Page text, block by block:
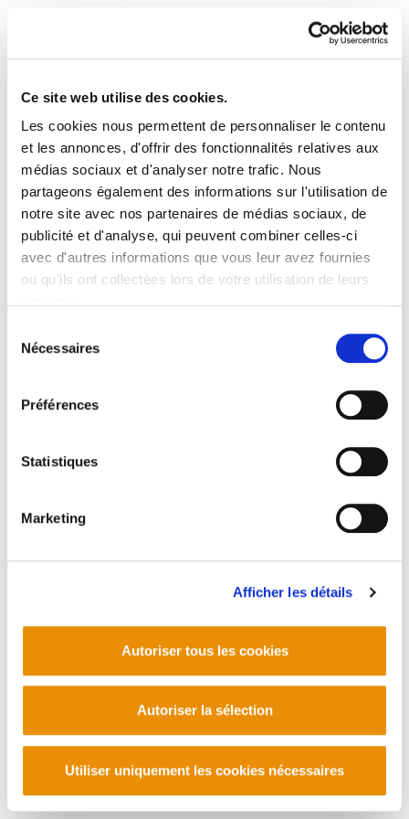
Ce site web utilise des cookies.
Les cookies nous permettent de personnaliser le contenu
et les annonces, d'offrir des fonctionnalités relatives aux
médias sociaux et d'analyser notre trafic. Nous
partageons également des informations sur l'utilisation de
notre site avec nos partenaires de médias sociaux, de
publicité et d'analyse, qui peuvent combiner celles-ci
avec d'autres informations que vous leur avez fournies
ou qu'ils ont collectées lors de votre utilisation de leurs
Nécessaires
Préférences
Statistiques
Marketing
Afficher les détails
Autoriser tous les cookies
Autoriser la sélection
Utiliser uniquement les cookies nécessaires
Enbata + Alda! 2031
Enbata-Alda2031(122).pdf1.0 MB
PLAN DU SITE ACCESSIBILITÉ CONTACT
Manu Robles-Arangiz Institutua Fundazioa
Corderliers karrika 20 - 64100 Baiona -
Contact